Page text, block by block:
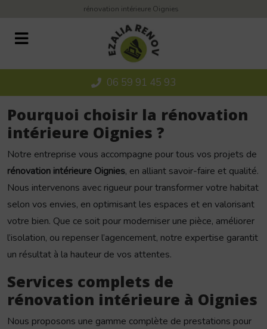
rénovation intérieure Oignies
06 59 91 45 93
Pourquoi choisir la rénovation
intérieure Oignies ?
Notre entreprise vous accompagne pour tous vos projets de
rénovation intérieure Oignies, en alliant savoir-faire et qualité.
Nous intervenons avec rigueur pour transformer votre habitat
selon vos envies, en optimisant les espaces et en valorisant
votre bien. Que ce soit pour moderniser une pièce, améliorer
l’isolation, ou repenser l’agencement, notre expertise garantit
un résultat à la hauteur de vos attentes.
Services complets de
rénovation intérieure à Oignies
Nous proposons une gamme complète de prestations pour
Panneau de gestion des cookies